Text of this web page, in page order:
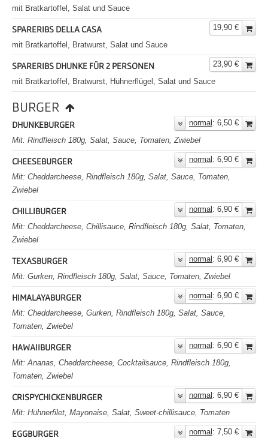
mit Bratkartoffel, Salat und Sauce
SPARERIBS DELLA CASA
19,90 €
mit Bratkartoffel, Bratwurst, Salat und Sauce
SPARERIBS DHUNKE FÜR 2 PERSONEN
23,90 €
mit Bratkartoffel, Bratwurst, Hühnerflügel, Salat und Sauce
BURGER
DHUNKEBURGER normal : 6,50 €
Mit: Rindfleisch 180g, Salat, Sauce, Tomaten, Zwiebel
CHEESEBURGER normal : 6,90 €
Mit: Cheddarcheese, Rindfleisch 180g, Salat, Sauce, Tomaten,
Zwiebel
CHILLIBURGER normal : 6,90 €
Mit: Cheddarcheese, Chillisauce, Rindfleisch 180g, Salat, Tomaten,
Zwiebel
TEXASBURGER normal : 6,90 €
Mit: Gurken, Rindfleisch 180g, Salat, Sauce, Tomaten, Zwiebel
HIMALAYABURGER normal : 6,90 €
Mit: Cheddarcheese, Gurken, Rindfleisch 180g, Salat, Sauce,
Tomaten, Zwiebel
HAWAIIBURGER normal : 6,90 €
Mit: Ananas, Cheddarcheese, Cocktailsauce, Rindfleisch 180g,
Tomaten, Zwiebel
CRISPYCHICKENBURGER normal : 6,90 €
Mit: Hühnerfilet, Mayonaise, Salat, Sweet-chillisauce, Tomaten
EGGBURGER normal : 7,50 €